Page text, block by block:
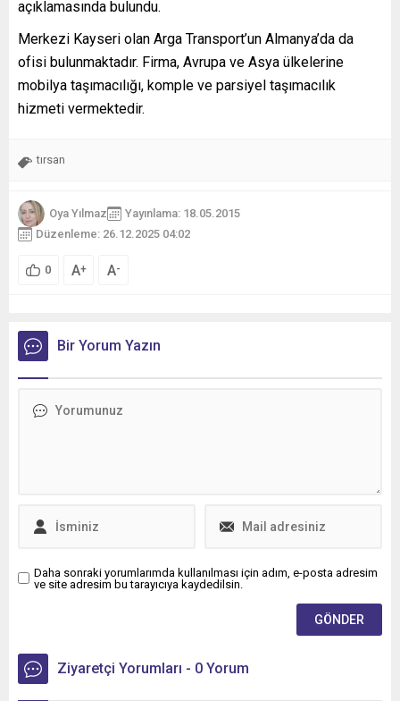
açıklamasında bulundu.
Merkezi Kayseri olan Arga Transport’un Almanya’da da
ofisi bulunmaktadır. Firma, Avrupa ve Asya ülkelerine
mobilya taşımacılığı, komple ve parsiyel taşımacılık
hizmeti vermektedir.
tırsan
Oya Yılmaz
Yayınlama: 18.05.2015
Düzenleme: 26.12.2025 04:02
0 A+ A-
Bir Yorum Yazın
Daha sonraki yorumlarımda kullanılması için adım, e-posta adresim
ve site adresim bu tarayıcıya kaydedilsin.
Ziyaretçi Yorumları - 0 Yorum